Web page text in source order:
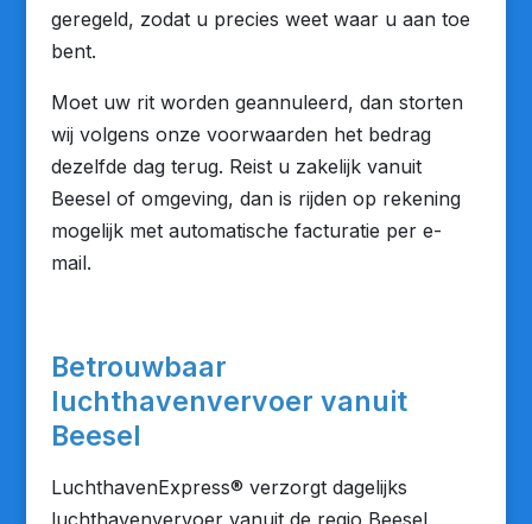
geregeld, zodat u precies weet waar u aan toe
bent.
Moet uw rit worden geannuleerd, dan storten
wij volgens onze voorwaarden het bedrag
dezelfde dag terug. Reist u zakelijk vanuit
Beesel of omgeving, dan is rijden op rekening
mogelijk met automatische facturatie per e-
mail.
Betrouwbaar
luchthavenvervoer vanuit
Beesel
LuchthavenExpress® verzorgt dagelijks
luchthavenvervoer vanuit de regio Beesel.